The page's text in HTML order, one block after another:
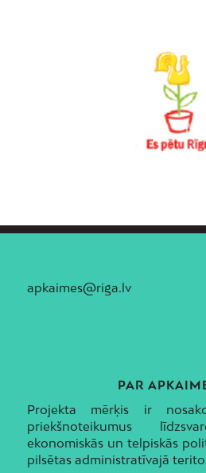
apkaimes@riga.lv
PAR
Projekta mērķis ir
priekšnoteikumus
ekonomiskās un telpiskās
pilsētas administratīvajā